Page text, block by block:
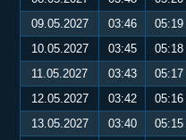
09.05.2027
03:46 05:19
10.05.2027
03:45 05:18
11.05.2027
03:43 05:17
12.05.2027
03:42 05:16
13.05.2027
03:40 05:15